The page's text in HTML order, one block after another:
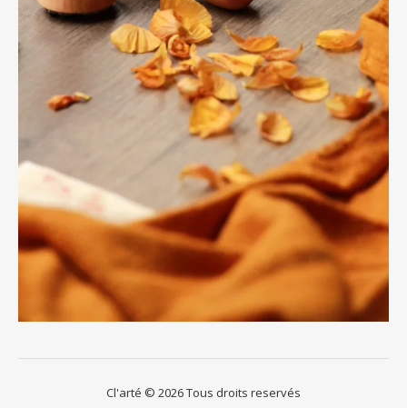
Cl'arté © 2026 Tous droits reservés